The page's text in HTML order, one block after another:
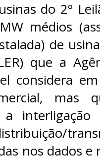
do 2º
médios
de
que a
considera
mas
a
nos dados